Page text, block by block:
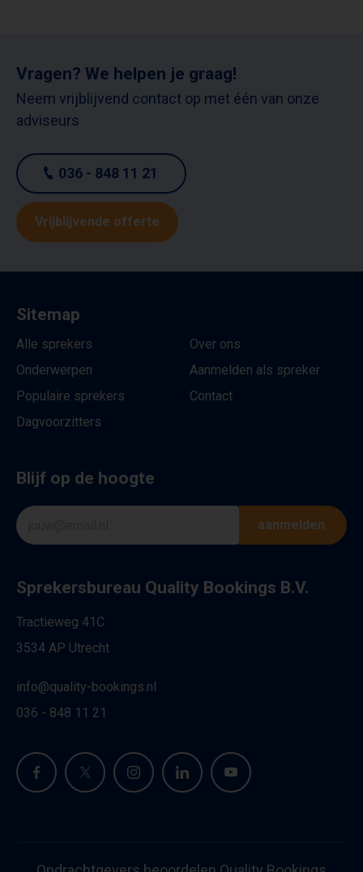
Vragen? We helpen je graag!
Neem vrijblijvend contact op met één van onze
adviseurs
036 - 848 11 21
Vrijblijvende offerte
Sitemap
Alle sprekers
Onderwerpen
Populaire sprekers
Dagvoorzitters
Over ons
Aanmelden als spreker
Contact
Blijf op de hoogte
aanmelden
Sprekersbureau Quality Bookings B.V.
Tractieweg 41C
3534 AP Utrecht
info@quality-bookings.nl
036 - 848 11 21